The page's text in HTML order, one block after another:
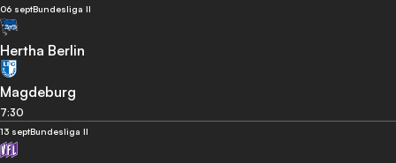
06 septBundesliga II
Hertha Berlin
Magdeburg
7:30
13 septBundesliga II